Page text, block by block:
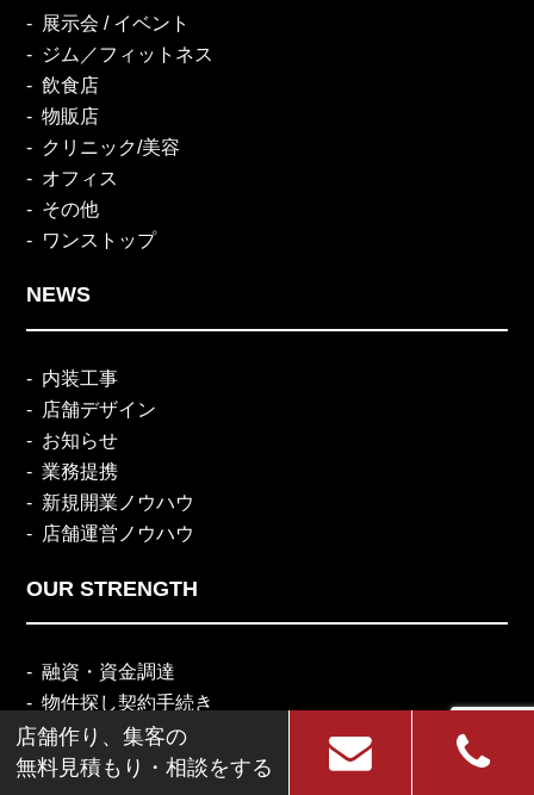
展示会 / イベント
ジム／フィットネス
飲食店
物販店
クリニック/美容
オフィス
その他
ワンストップ
NEWS
内装工事
店舗デザイン
お知らせ
業務提携
新規開業ノウハウ
店舗運営ノウハウ
OUR STRENGTH
融資・資金調達
物件探し契約手続き
店舗デザイン設計・施工
WEBサイトの制作・集客
店舗作り、集客の
無料見積もり・相談をする